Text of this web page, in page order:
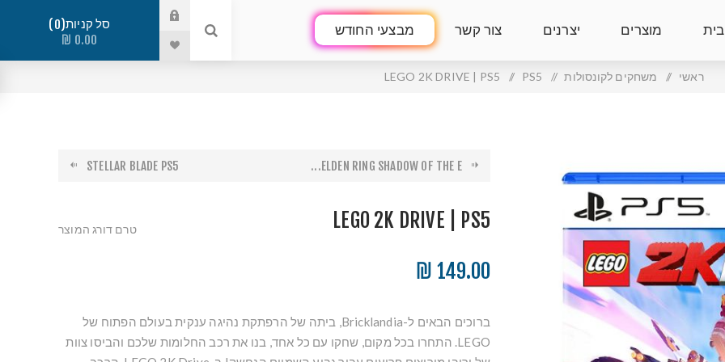
מוצרים יצרנים צור קשר מבצעי החודש סל קניות 0
0.00 ₪
ראשי / משחקים לקונסולות /
PS5
/
LEGO 2K DRIVE | PS5
ELDEN RING SHADOW OF THE E...
STELLAR BLADE PS5
LEGO 2K DRIVE | PS5 טרם דורג המוצר
149.00 ₪
ברוכים הבאים ל-Bricklandia, ביתה של הרפתקת נהיגה ענקית בעולם הפתוח של
LEGO. התחרו בכל מקום, שחקו עם כל אחד, בנו את רכב החלומות שלכם והביסו צוות